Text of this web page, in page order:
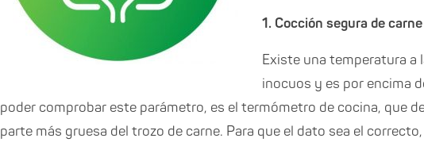
1. Cocción segura de carne
Existe una temperatura a
inocuos y es por encima
poder comprobar este parámetro, es el termómetro de cocina, que
parte más gruesa del trozo de carne. Para que el dato sea el